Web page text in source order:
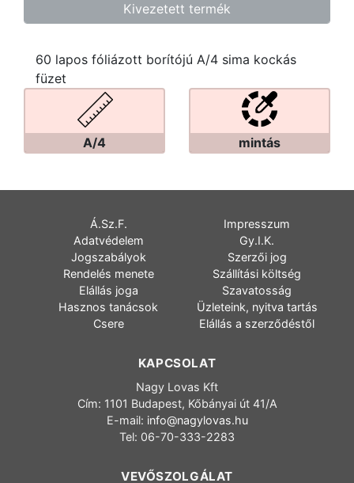
Kivezetett termék
60 lapos fóliázott borítójú A/4 sima kockás
füzet
A/4 mintás
Á.Sz.F.
Impresszum
Adatvédelem
Gy.I.K.
Jogszabályok
Szerzői jog
Rendelés menete
Szállítási költség
Elállás joga
Szavatosság
Hasznos tanácsok
Üzleteink, nyitva tartás
Csere
Elállás a szerződéstől
KAPCSOLAT
Nagy Lovas Kft
Cím: 1101 Budapest, Kőbányai út 41/A
E-mail: info@nagylovas.hu
Tel: 06-70-333-2283
VEVŐSZOLGÁLAT